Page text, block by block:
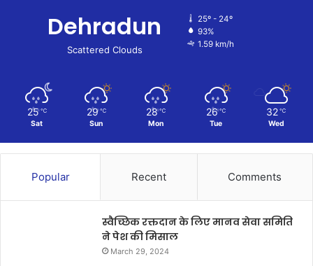
Dehradun
Scattered Clouds
25º - 24º
93%
1.59 km/h
25 ℃
Sat
29 ℃
Sun
28 ℃
Mon
26 ℃
Tue
32 ℃
Wed
Popular Recent Comments
स्वैच्छिक रक्तदान के लिए मानव सेवा समिति
ने पेश की मिसाल
March 29, 2024